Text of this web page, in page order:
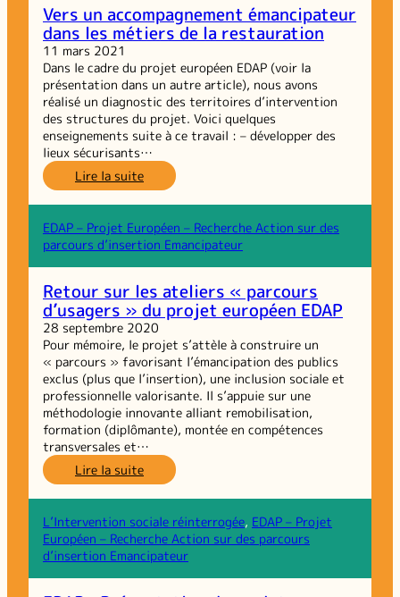
ce
que
change ?
Vers un accompagnement émancipateur
dans les métiers de la restauration
11 mars 2021
Dans le cadre du projet européen EDAP (voir la
présentation dans un autre article), nous avons
réalisé un diagnostic des territoires d’intervention
des structures du projet. Voici quelques
enseignements suite à ce travail : – développer des
lieux sécurisants…
Lire la suite:
Vers
un
accompagnement
émancipateur
métiers
de
la
restauration
EDAP – Projet Européen – Recherche Action sur des
parcours d’insertion Emancipateur
Retour sur les ateliers « parcours
d’usagers » du projet européen EDAP
28 septembre 2020
Pour mémoire, le projet s’attèle à construire un
« parcours » favorisant l’émancipation des publics
exclus (plus que l’insertion), une inclusion sociale et
professionnelle valorisante. Il s’appuie sur une
méthodologie innovante alliant remobilisation,
formation (diplômante), montée en compétences
transversales et…
Lire la suite:
Retour
sur
les
ateliers
« parcours
L’Intervention sociale réinterrogée, EDAP – Projet
Européen – Recherche Action sur des parcours
d’insertion Emancipateur